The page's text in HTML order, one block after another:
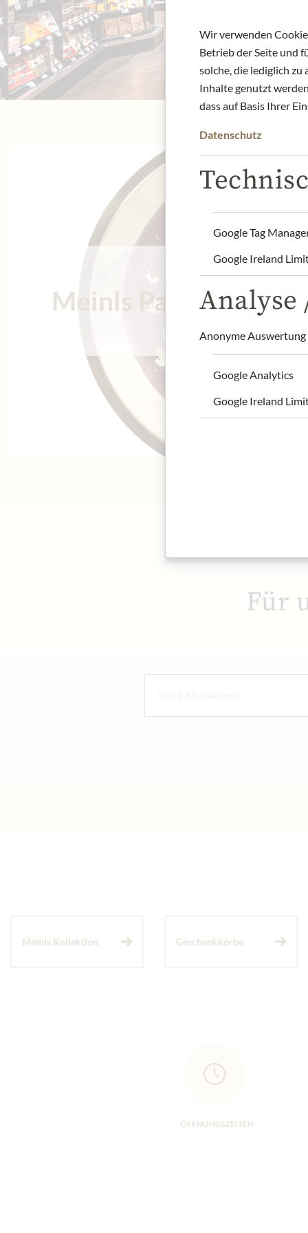
Meinls Patisserie
Für
Meinls Kollektion Geschenkkörbe
ÖFFNUNGSZEITEN
Wir verwenden
Betrieb der Seite und
solche, die lediglich
Inhalte genutzt
dass auf Basis Ihrer
Datenschutz
Google Tag
Google Ireland
Analyse
Anonyme
Google Analytics
Google Ireland